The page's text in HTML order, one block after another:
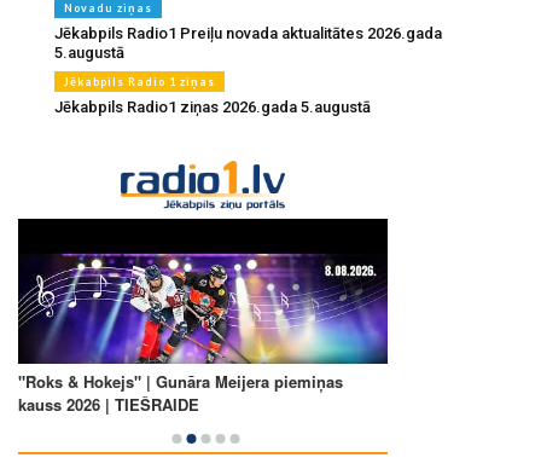
Novadu ziņas
Jēkabpils Radio1 Preiļu novada aktualitātes 2026.gada
5.augustā
Jēkabpils Radio 1 ziņas
Jēkabpils Radio1 ziņas 2026.gada 5.augustā